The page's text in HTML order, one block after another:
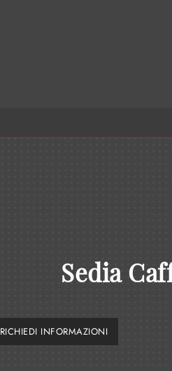
Sedia
RICHIEDI INFORMAZIONI